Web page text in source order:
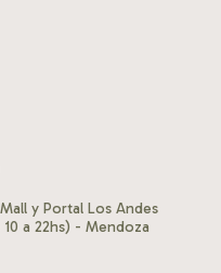
y Portal Los Andes
a 22hs) - Mendoza